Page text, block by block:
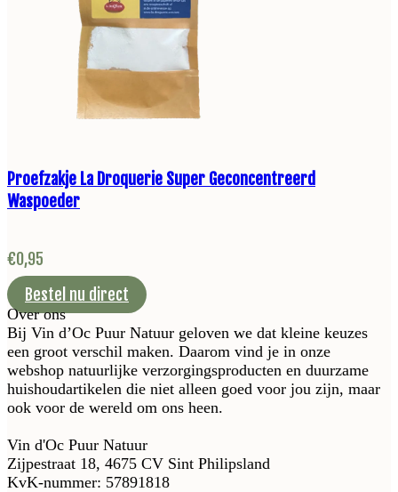
Proefzakje La Droquerie Super Geconcentreerd
Waspoeder
€0,95
Bestel nu direct
Over ons
Bij Vin d’Oc Puur Natuur geloven we dat kleine keuzes
een groot verschil maken. Daarom vind je in onze
webshop natuurlijke verzorgingsproducten en duurzame
huishoudartikelen die niet alleen goed voor jou zijn, maar
ook voor de wereld om ons heen.
Vin d'Oc Puur Natuur
Zijpestraat 18, 4675 CV Sint Philipsland
KvK-nummer: 57891818